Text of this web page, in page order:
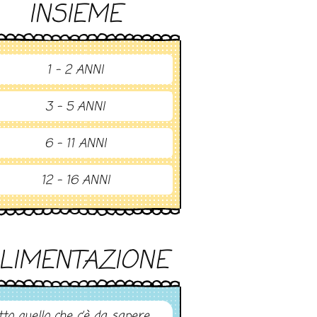
INSIEME
1 - 2 ANNI
3 - 5 ANNI
6 - 11 ANNI
12 - 16 ANNI